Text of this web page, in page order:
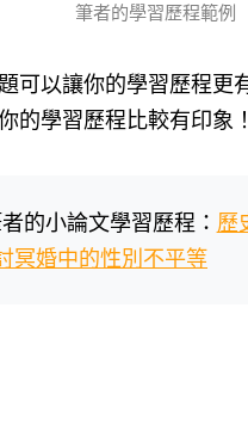
筆者的學習歷程範例
可以讓你的學習歷程更
的學習歷程比較有印象！
的小論文學習歷程： 歷
冥婚中的性別不平等